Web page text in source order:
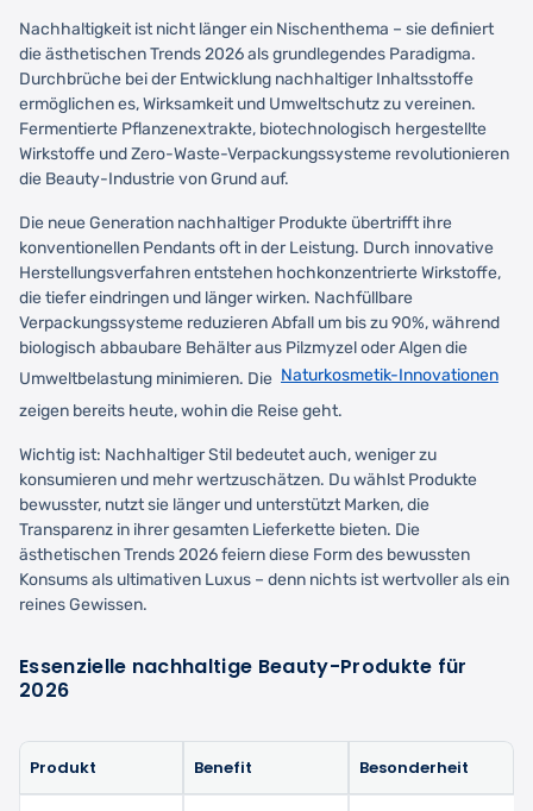
Nachhaltigkeit ist nicht länger ein Nischenthema – sie definiert
die ästhetischen Trends 2026 als grundlegendes Paradigma.
Durchbrüche bei der Entwicklung nachhaltiger Inhaltsstoffe
ermöglichen es, Wirksamkeit und Umweltschutz zu vereinen.
Fermentierte Pflanzenextrakte, biotechnologisch hergestellte
Wirkstoffe und Zero-Waste-Verpackungssysteme revolutionieren
die Beauty-Industrie von Grund auf.
Die neue Generation nachhaltiger Produkte übertrifft ihre
konventionellen Pendants oft in der Leistung. Durch innovative
Herstellungsverfahren entstehen hochkonzentrierte Wirkstoffe,
die tiefer eindringen und länger wirken. Nachfüllbare
Verpackungssysteme reduzieren Abfall um bis zu 90%, während
biologisch abbaubare Behälter aus Pilzmyzel oder Algen die
Umweltbelastung minimieren. Die Naturkosmetik-Innovationen
zeigen bereits heute, wohin die Reise geht.
Wichtig ist: Nachhaltiger Stil bedeutet auch, weniger zu
konsumieren und mehr wertzuschätzen. Du wählst Produkte
bewusster, nutzt sie länger und unterstützt Marken, die
Transparenz in ihrer gesamten Lieferkette bieten. Die
ästhetischen Trends 2026 feiern diese Form des bewussten
Konsums als ultimativen Luxus – denn nichts ist wertvoller als ein
reines Gewissen.
Essenzielle nachhaltige Beauty-Produkte für
2026
Produkt Benefit Besonderheit